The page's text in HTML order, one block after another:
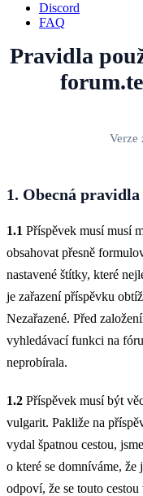
Discord
FAQ
Pravidla
Verze
1. Obecná pravidla
1.1 Příspěvek musí musí
obsahovat přesně
nastavené štítky, které
je zařazení příspěvku
Nezařazené. Před
vyhledávací funkci na
neprobírala.
1.2 Příspěvek musí být
vulgarit. Pakliže na
vydal špatnou cestou,
o které se domníváme,
odpoví, že se touto